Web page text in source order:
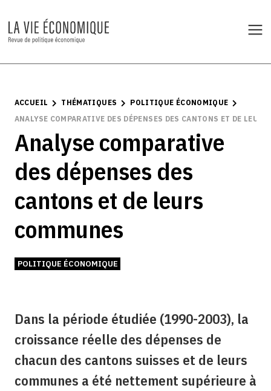
ACCUEIL THÉMATIQUES
POLITIQUE ÉCONOMIQUE
ANALYSE COMPARATIVE DES DÉPENSES DES CANTONS ET DE
Analyse comparative
des dépenses des
cantons et de leurs
communes
POLITIQUE ÉCONOMIQUE
Dans la période étudiée (1990-2003), la
croissance réelle des dépenses de
chacun des cantons suisses et de leurs
communes a été nettement supérieure à